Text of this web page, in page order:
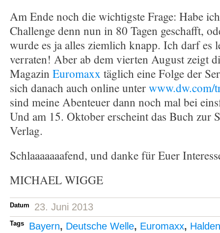
Am Ende noch die wichtigste Frage: Habe
Challenge denn nun in 80 Tagen geschafft,
wurde es ja alles ziemlich knapp. Ich darf es
verraten! Aber ab dem vierten August zeigt
Magazin Euromaxx täglich eine Folge der
sich danach auch online unterwww.dw.com/
sind meine Abenteuer dann noch mal bei
Und am 15. Oktober erscheint das Buch zur
Verlag.
Schlaaaaaaafend, und danke für Euer
MICHAEL WIGGE
Datum 23. Juni 2013
Tags Bayern, Deutsche Welle, Euromaxx,